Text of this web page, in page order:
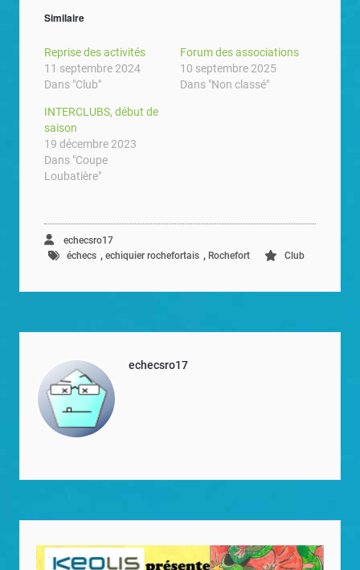
Similaire
Reprise des activités
11 septembre 2024
Dans "Club"
Forum des associations
10 septembre 2025
Dans "Non classé"
INTERCLUBS, début de
saison
19 décembre 2023
Dans "Coupe
Loubatière"
echecsro17
échecs , echiquier rochefortais , Rochefort Club
echecsro17